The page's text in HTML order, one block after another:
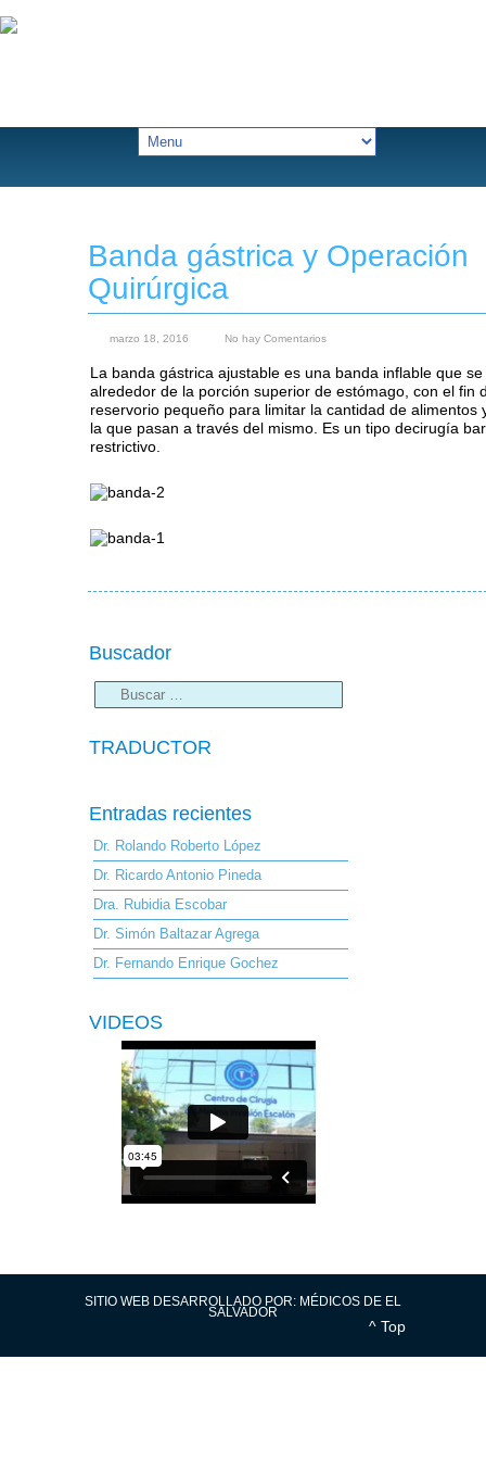
Banda gástrica y Operación
Quirúrgica
marzo 18, 2016 No hay Comentarios
La banda gástrica ajustable es una banda inflable que
alrededor de la porción superior de estómago, con el fin
reservorio pequeño para limitar la cantidad de alimentos
la que pasan a través del mismo. Es un tipo decirugía
restrictivo.
Buscador
TRADUCTOR
Entradas recientes
Dr. Rolando Roberto López
Dr. Ricardo Antonio Pineda
Dra. Rubidia Escobar
Dr. Simón Baltazar Agrega
Dr. Fernando Enrique Gochez
VIDEOS
SITIO WEB DESARROLLADO POR: MÉDICOS DE EL
SALVADOR
^ Top